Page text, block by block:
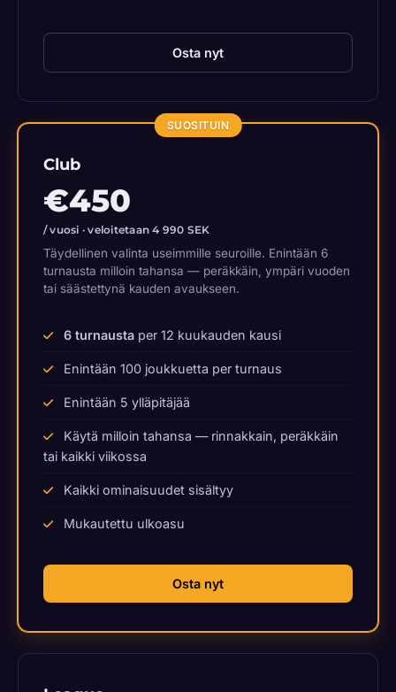
Osta nyt
SUOSITUIN
Club
€450
/ vuosi · veloitetaan 4 990 SEK
Täydellinen valinta useimmille seuroille. Enintään 6
turnausta milloin tahansa — peräkkäin, ympäri vuoden
tai säästettynä kauden avaukseen.
6 turnausta per 12 kuukauden kausi
Enintään 100 joukkuetta per turnaus
Enintään 5 ylläpitäjää
Käytä milloin tahansa — rinnakkain, peräkkäin
tai kaikki viikossa
Kaikki ominaisuudet sisältyy
Mukautettu ulkoasu
Osta nyt